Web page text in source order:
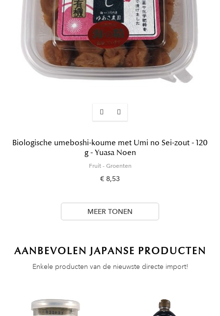
Biologische umeboshi-koume met Umi no Sei-zout - 120
g - Yuasa Noen
Fruit - Groenten
€ 8,53
MEER TONEN
AANBEVOLEN JAPANSE PRODUCTEN
Enkele producten van de nieuwste directe import!